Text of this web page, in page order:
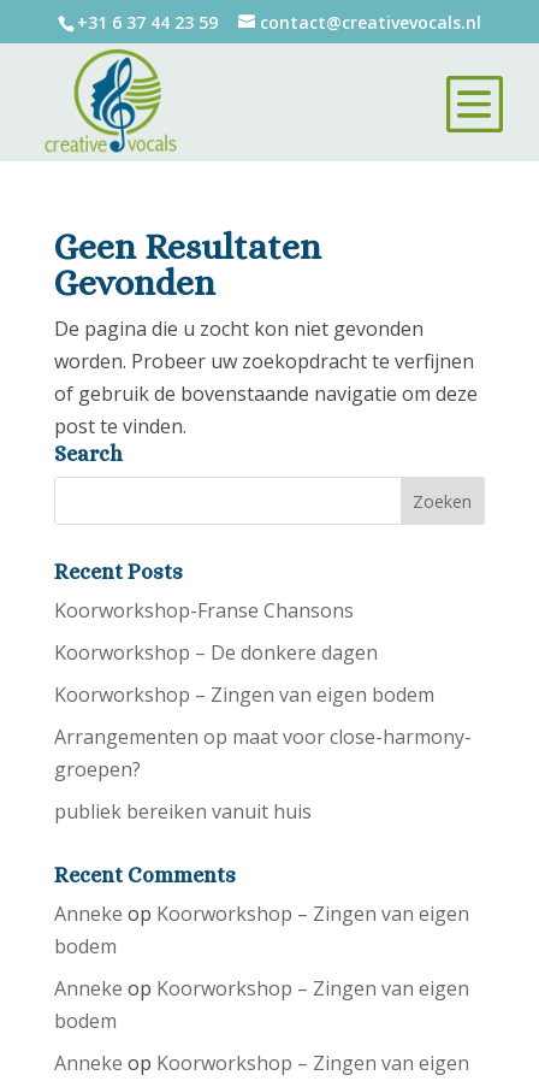
+31 6 37 44 23 59 contact@creativevocals.nl
Geen Resultaten
Gevonden
De pagina die u zocht kon niet gevonden
worden. Probeer uw zoekopdracht te verfijnen
of gebruik de bovenstaande navigatie om deze
post te vinden.
Search
Recent Posts
Koorworkshop-Franse Chansons
Koorworkshop – De donkere dagen
Koorworkshop – Zingen van eigen bodem
Arrangementen op maat voor close-harmony-
groepen?
publiek bereiken vanuit huis
Recent Comments
Anneke op Koorworkshop – Zingen van eigen
bodem
Anneke op Koorworkshop – Zingen van eigen
bodem
Anneke op Koorworkshop – Zingen van eigen